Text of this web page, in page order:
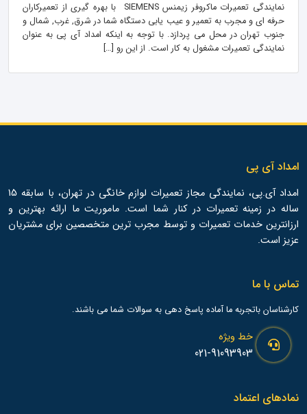
نمایندگی تعمیرات ماکروفر زیمنس SIEMENS با بهره گیری از تعمیرکاران
حرفه ای و مجرب به تعمیر و عیب یابی دستگاه شما در شرق, غرب, شمال و
جنوب تهران در محل می پردازد. با توجه به اینکه امداد آی پی به عنوان
نمایندگی تعمیرات مشغول به کار است. از این رو […]
امداد آی پی
امداد آی.پی، نمایندگی مجاز تعمیرات لوازم خانگی در تهران، با سابقه 15
ساله در زمینه تعمیرات در کنار شما است. ماموریت ما ارائه بهترین و
ارزانترین خدمات تعمیرات و توسط مجرب ترین متخصصین برای مشتریان
عزیز است.
تماس با ما
کارشناسان باتجربه ما آماده پاسخ دهی به سوالات شما می باشند.
خط ویژه
021-91093903
نمادهای اعتماد